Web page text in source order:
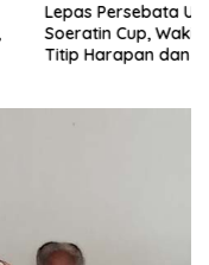
Persebata U-17 ke
Cup, Wakil Bupati
Harapan dan Harga Diri